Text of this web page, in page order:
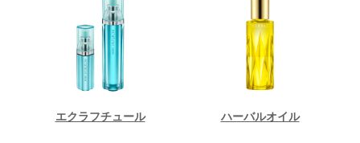
エクラフチュール ハーバルオイル